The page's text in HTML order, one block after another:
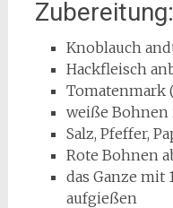
Zubereitung:
Knoblauch
Hackfleisch
Tomatenmark
weiße Bohnen
Salz, Pfeffer,
Rote Bohnen
das Ganze mit
aufgießen